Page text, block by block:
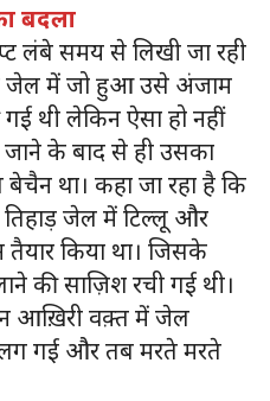
बदला
लंबे समय से लिखी जा रही
जेल में जो हुआ उसे अंजाम
थी लेकिन ऐसा हो नहीं
जाने के बाद से ही उसका
था। कहा जा रहा है कि
जेल में टिल्लू और
तैयार किया था। जिसके
की साज़िश रची गई थी।
आख़िरी वक़्त में जेल
गई और तब मरते मरते